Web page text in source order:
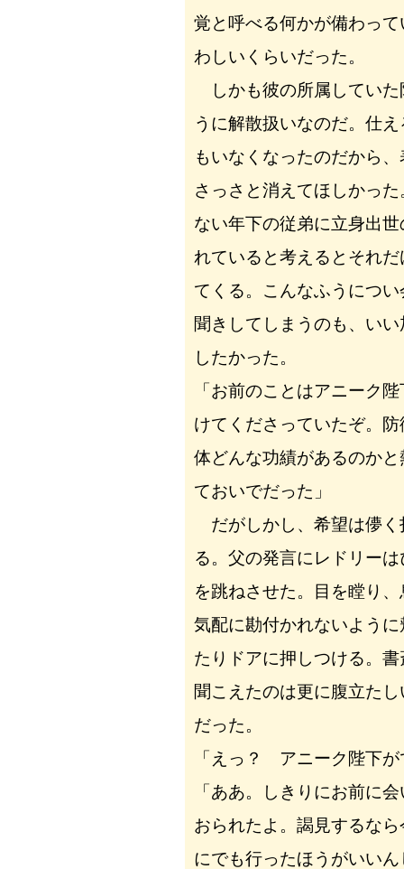
覚と呼べる何かが備わっ
わしいくらいだった。
しかも彼の所属していた
うに解散扱いなのだ。仕
もいなくなったのだから
さっさと消えてほしかっ
ない年下の従弟に立身出
れていると考えるとそれ
てくる。こんなふうにつ
聞きしてしまうのも、い
したかった。
「お前のことはアニーク
けてくださっていたぞ。
体どんな功績があるのか
ておいでだった」
だがしかし、希望は儚く
る。父の発言にレドリー
を跳ねさせた。目を瞠り
気配に勘付かれないよう
たりドアに押しつける。
聞こえたのは更に腹立た
だった。
「えっ？ アニーク陛下が
「ああ。しきりにお前に
おられたよ。謁見するな
にでも行ったほうがいい